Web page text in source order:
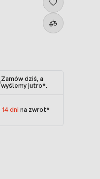
Zamów dziś, a
wyślemy jutro*.
14 dni na zwrot*